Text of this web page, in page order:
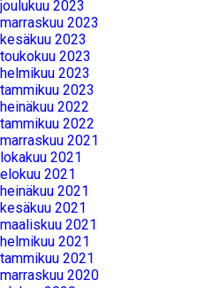
joulukuu 2023
marraskuu 2023
kesäkuu 2023
toukokuu 2023
helmikuu 2023
tammikuu 2023
heinäkuu 2022
tammikuu 2022
marraskuu 2021
lokakuu 2021
elokuu 2021
heinäkuu 2021
kesäkuu 2021
maaliskuu 2021
helmikuu 2021
tammikuu 2021
marraskuu 2020